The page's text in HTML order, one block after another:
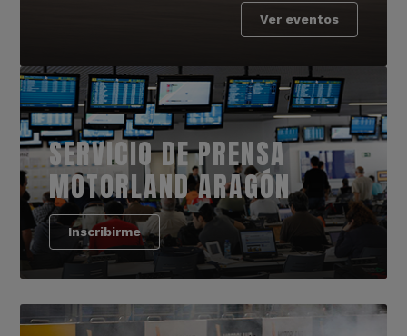
Ver eventos
SERVICIO DE PRENSA
MOTORLAND ARAGÓN
Inscribirme